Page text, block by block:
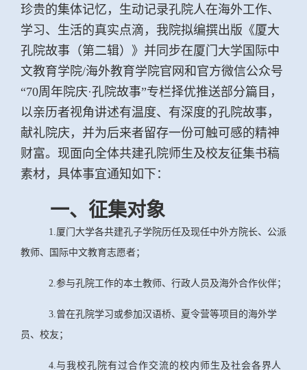
珍贵的集体记忆，生动记录孔院人在海外工作、
学习、生活的真实点滴，我院拟编撰出版《厦大
孔院故事（第二辑）》并同步在厦门大学国际中
文教育学院/海外教育学院官网和官方微信公众号
“70周年院庆·孔院故事”专栏择优推送部分篇目，
以亲历者视角讲述有温度、有深度的孔院故事，
献礼院庆，并为后来者留存一份可触可感的精神
财富。现面向全体共建孔院师生及校友征集书稿
素材，具体事宜通知如下：
一、征集对象
1.厦门大学各共建孔子学院历任及现任中外方院长、公派
教师、国际中文教育志愿者；
2.参与孔院工作的本土教师、行政人员及海外合作伙伴；
3.曾在孔院学习或参加汉语桥、夏令营等项目的海外学
员、校友；
4.与我校孔院有过合作交流的校内师生及社会各界人